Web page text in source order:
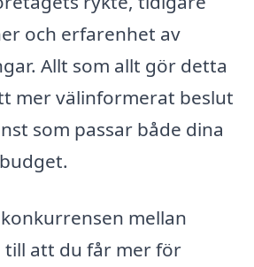
och erfarenhet av
Allt som allt gör detta
mer välinformerat beslut
som passar både dina
mellan
att du får mer för